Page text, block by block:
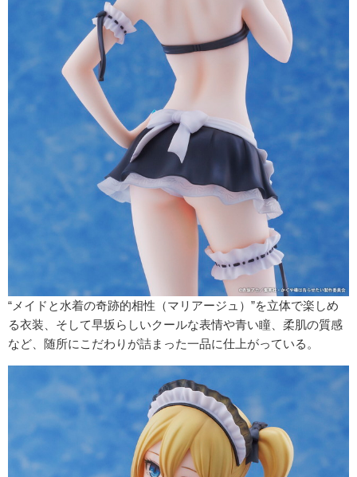
“メイドと水着の奇跡的相性（マリアージュ）”を立体で楽しめ
る衣装、そして早坂らしいクールな表情や青い瞳、柔肌の質感
など、随所にこだわりが詰まった一品に仕上がっている。